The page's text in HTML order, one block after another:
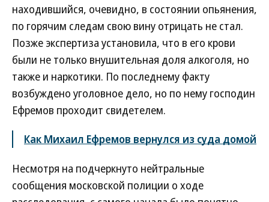
находившийся, очевидно, в состоянии опьянения,
по горячим следам свою вину отрицать не стал.
Позже экспертиза установила, что в его крови
были не только внушительная доля алкоголя, но
также и наркотики. По последнему факту
возбуждено уголовное дело, но по нему господин
Ефремов проходит свидетелем.
Как Михаил Ефремов вернулся из суда домой
Несмотря на подчеркнуто нейтральные
сообщения московской полиции о ходе